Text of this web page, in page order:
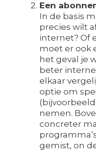
Een
In de basis
precies wilt
internet? Of
moet er ook
het geval je
beter
elkaar
optie om
nemen.
concreter
gemist, on